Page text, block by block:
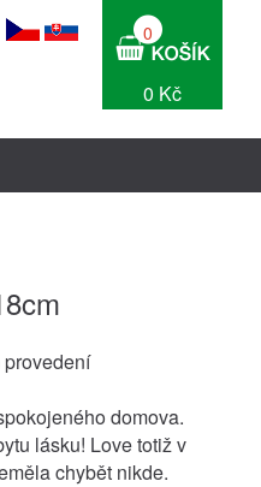
0
0 Kč
domova.
lásku! Love totiž v
chybět nikde.